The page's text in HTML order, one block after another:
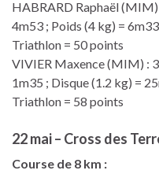
HABRARD Raphaël (MIM)
4m53 ; Poids (4 kg) = 6m33
Triathlon = 50 points
VIVIER Maxence (MIM) :
1m35 ; Disque (1.2 kg) =
Triathlon = 58 points
22 mai – Cross des
Course de 8 km :